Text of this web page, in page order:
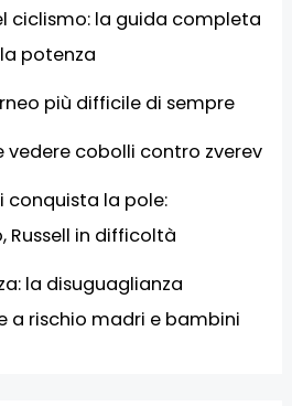
ciclismo: la guida completa
potenza
più difficile di sempre
vedere cobolli contro zverev
conquista la pole:
in difficoltà
la disuguaglianza
a rischio madri e bambini